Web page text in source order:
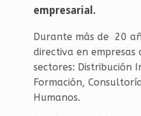
empresarial.
Durante más de 20
directiva en empresas
sectores: Distribución
Formación,
Humanos.